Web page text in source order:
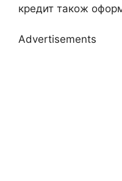
кредит також
Advertisements